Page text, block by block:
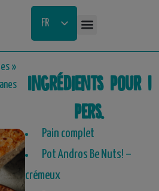
FR
NL
»
Ingrédients pour 1
pers.
Pain complet
Pot Andros Be Nuts! –
crémeux